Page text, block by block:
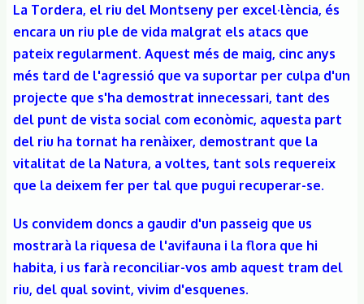
La Tordera, el riu del Montseny per excel·lència, és
encara un riu ple de vida malgrat els atacs que
pateix regularment. Aquest més de maig, cinc anys
més tard de l'agressió que va suportar per culpa d'un
projecte que s'ha demostrat innecessari, tant des
del punt de vista social com econòmic, aquesta part
del riu ha tornat ha renàixer, demostrant que la
vitalitat de la Natura, a voltes, tant sols requereix
que la deixem fer per tal que pugui recuperar-se.
Us convidem doncs a gaudir d'un passeig que us
mostrarà la riquesa de l'avifauna i la flora que hi
habita, i us farà reconciliar-vos amb aquest tram del
riu, del qual sovint, vivim d'esquenes.